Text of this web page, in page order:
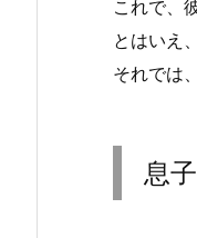
これで、
とはいえ
それでは
息